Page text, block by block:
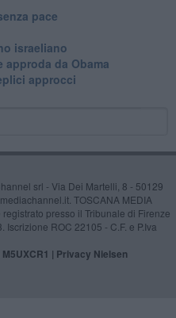
pace
israeliano
da Obama
approcci
srl - Via Dei Martelli, 8 - 50129
TOSCANA MEDIA
presso il Tribunale di Firenze
Iscrizione ROC 22105 - C.F. e P.Iva
| Privacy Nielsen